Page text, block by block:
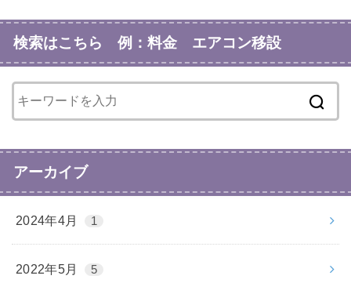
検索はこちら 例：料金 エアコン移設
アーカイブ
2024年4月 1
2022年5月 5